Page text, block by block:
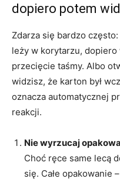
dopiero potem
Zdarza się bardzo
leży w korytarzu,
przecięcie taśmy. Albo
widzisz, że karton był
oznacza automatycznej
reakcji.
Nie wyrzucaj
Choć ręce same lecą
się. Całe opakowanie